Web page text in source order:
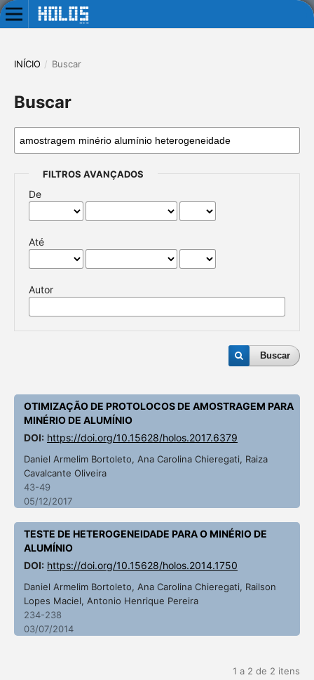
INÍCIO / Buscar
Buscar
FILTROS AVANÇADOS
De
Até
Autor
Buscar
OTIMIZAÇÃO DE PROTOLOCOS DE AMOSTRAGEM PARA
MINÉRIO DE ALUMÍNIO
DOI: https://doi.org/10.15628/holos.2017.6379
Daniel Armelim Bortoleto, Ana Carolina Chieregati, Raiza
Cavalcante Oliveira
43-49
05/12/2017
TESTE DE HETEROGENEIDADE PARA O MINÉRIO DE
ALUMÍNIO
DOI: https://doi.org/10.15628/holos.2014.1750
Daniel Armelim Bortoleto, Ana Carolina Chieregati, Railson
Lopes Maciel, Antonio Henrique Pereira
234-238
03/07/2014
1 a 2 de 2 itens